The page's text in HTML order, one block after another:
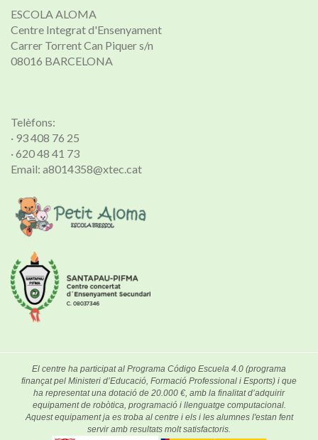
ESCOLA ALOMA
Centre Integrat d'Ensenyament
Carrer Torrent Can Piquer s/n
08016 BARCELONA
Telèfons:
· 93 408 76 25
· 620 48 41 73
Email: a8014358@xtec.cat
El centre ha participat al Programa Código Escuela 4.0 (programa
finançat pel Ministeri d’Educació, Formació Professional i Esports) i que
ha representat una dotació de 20.000 €, amb la finalitat d’adquirir
equipament de robòtica, programació i llenguatge computacional.
Aquest equipament ja es troba al centre i els i les alumnes l'estan fent
servir amb resultats molt satisfactoris.